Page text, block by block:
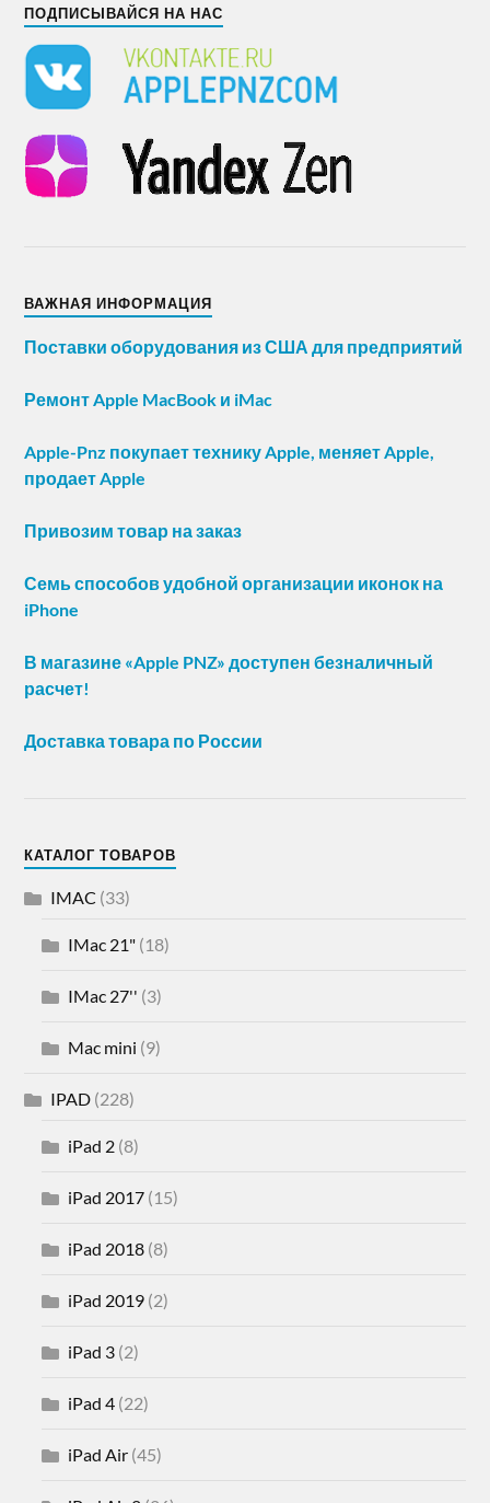
ПОДПИСЫВАЙСЯ НА НАС
ВАЖНАЯ ИНФОРМАЦИЯ
Поставки оборудования из США для предприятий
Ремонт Apple MacBook и iMac
Apple-Pnz покупает технику Apple, меняет Apple,
продает Apple
Привозим товар на заказ
Семь способов удобной организации иконок на
iPhone
В магазине «Apple PNZ» доступен безналичный
расчет!
Доставка товара по России
КАТАЛОГ ТОВАРОВ
IMAC (33)
IMac 21" (18)
IMac 27'' (3)
Mac mini (9)
IPAD (228)
iPad 2 (8)
iPad 2017 (15)
iPad 2018 (8)
iPad 2019 (2)
iPad 3 (2)
iPad 4 (22)
iPad Air (45)